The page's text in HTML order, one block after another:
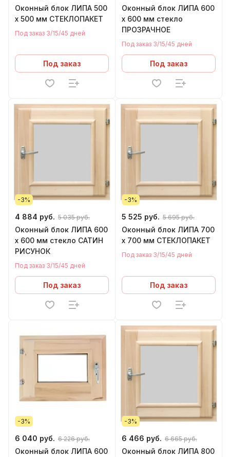
Оконный блок ЛИПА 500
х 500 мм СТЕКЛОПАКЕТ
Под заказ 3/15/45 дней
Под заказ
Оконный блок ЛИПА 600
х 600 мм стекло
ПРОЗРАЧНОЕ
Под заказ 3/15/45 дней
Под заказ
-3%
4 884 руб. 5 035 руб.
Оконный блок ЛИПА 600
х 600 мм стекло САТИН
РИСУНОК
Под заказ 3/15/45 дней
Под заказ
-3%
5 525 руб. 5 695 руб.
Оконный блок ЛИПА 700
х 700 мм СТЕКЛОПАКЕТ
Под заказ 3/15/45 дней
Под заказ
-3%
6 040 руб. 6 226 руб.
Оконный блок ЛИПА 600
-3%
6 466 руб. 6 665 руб.
Оконный блок ЛИПА 800